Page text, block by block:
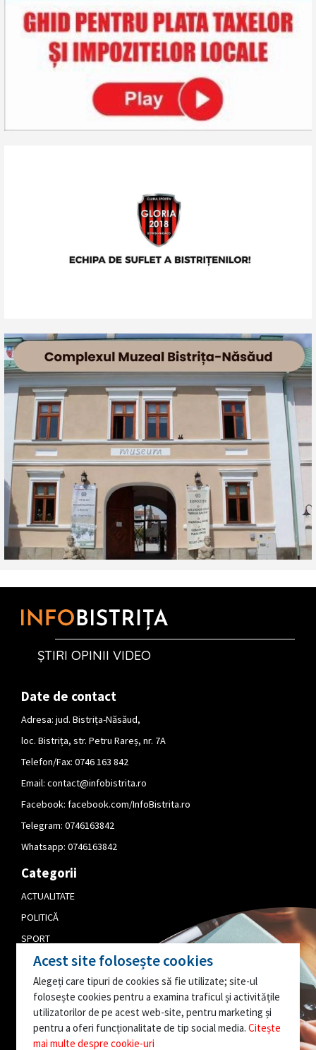
ȘTIRI OPINII VIDEO
Date de contact
Adresa: jud. Bistrița-Năsăud,
loc. Bistrița, str. Petru Rareș, nr. 7A
Telefon/Fax: 0746 163 842
Email: contact@infobistrita.ro
Facebook: facebook.com/InfoBistrita.ro
Telegram: 0746163842
Whatsapp: 0746163842
Categorii
ACTUALITATE
POLITICĂ
SPORT
CULTURĂ
PUBLICITATE
EDITORIAL
AI O INFORMAȚIE
Acest site folosește cookies
Alegeți care tipuri de cookies să fie utilizate; site-ul
folosește cookies pentru a examina traficul și activitățile
utilizatorilor de pe acest web-site, pentru marketing și
pentru a oferi funcționalitate de tip social media. Citește
mai multe despre cookie-uri